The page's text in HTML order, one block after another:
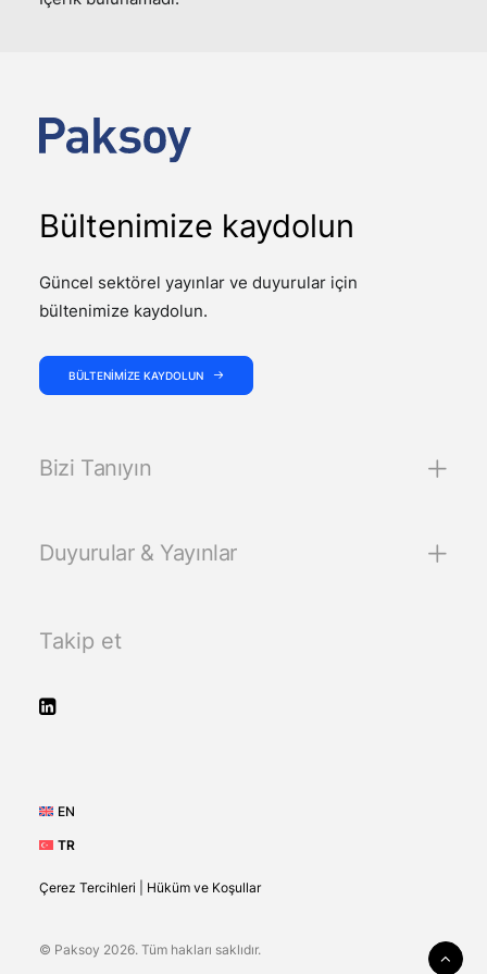
Bültenimize kaydolun
Güncel sektörel yayınlar ve duyurular için
bültenimize kaydolun.
BÜLTENIMIZE KAYDOLUN
Bizi Tanıyın
Duyurular & Yayınlar
Takip et
EN
TR
Çerez Tercihleri Hüküm ve Koşullar
© Paksoy 2026. Tüm hakları saklıdır.